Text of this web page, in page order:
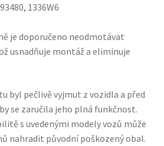
1336W6
je doporučeno neodmotávat
usnadňuje montáž a eliminuje
byl pečlivě vyjmut z vozidla a před
se zaručila jeho plná funkčnost.
s uvedenými modely vozů může
nahradit původní poškozený obal.